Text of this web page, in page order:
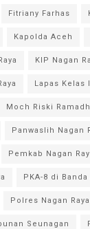
Fitriany Farhas
Kapolda Aceh
KIP Nagan
Lapas Kelas
Moch Riski
Panwaslih Nagan
Pemkab Nagan
PKA-8 di Banda
Polres Nagan Raya
Seunagan